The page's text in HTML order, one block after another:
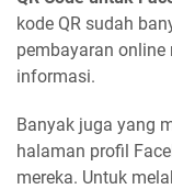
kode QR sudah
pembayaran
informasi.
Banyak juga yang
halaman profil
mereka. Untuk